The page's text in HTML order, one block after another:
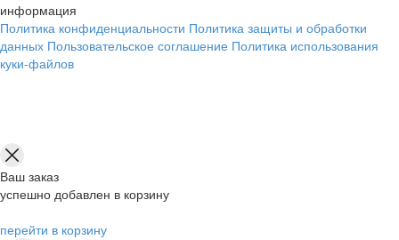
информация
Политика конфиденциальности Политика защиты и обработки
данных Пользовательское соглашение Политика использования
куки-файлов
Ваш заказ
успешно добавлен в корзину
перейти в корзину